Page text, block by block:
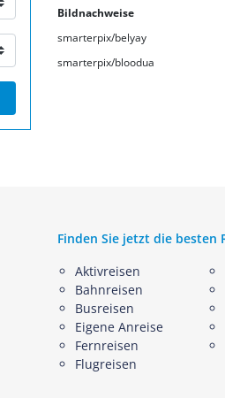
Bildnachweise
smarterpix/belyay
smarterpix/bloodua
Finden Sie jetzt die besten
Aktivreisen
Bahnreisen
Busreisen
Eigene Anreise
Fernreisen
Flugreisen